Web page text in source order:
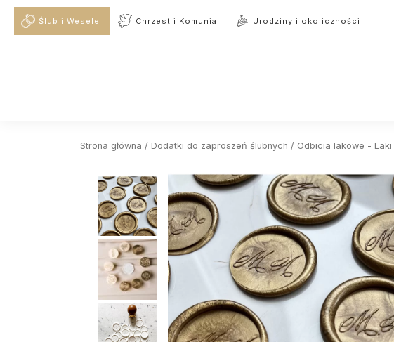
Ślub i Wesele Chrzest i Komunia Urodziny i okoliczności
Strona główna / Dodatki do zaproszeń ślubnych / Odbicia lakowe - Laki